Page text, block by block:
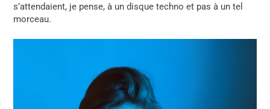
s’attendaient, je pense, à un disque techno et pas à un tel
morceau.